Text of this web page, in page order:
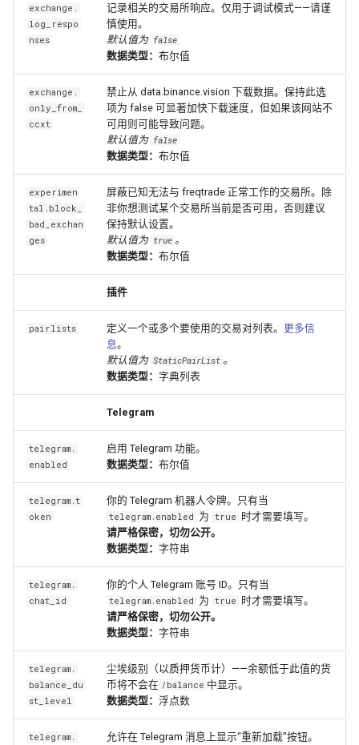
exchange.
log_respo
nses
记录相关的交易所响应。仅用于调试模式——请谨
慎使用。
默认值为 false
数据类型： 布尔值
exchange.
only_from_
ccxt
禁止从 data.binance.vision 下载数据。保持此选
项为 false 可显著加快下载速度，但如果该网站不
可用则可能导致问题。
默认值为 false
数据类型： 布尔值
experimen
tal.block_
bad_exchan
ges
屏蔽已知无法与 freqtrade 正常工作的交易所。除
非你想测试某个交易所当前是否可用，否则建议
保持默认设置。
默认值为 true 。
数据类型： 布尔值
插件
pairlists 定义一个或多个要使用的交易对列表。 更多信
息。
默认值为 StaticPairList 。
数据类型： 字典列表
Telegram
telegram.
enabled
启用 Telegram 功能。
数据类型： 布尔值
telegram.t
oken
你的 Telegram 机器人令牌。只有当
telegram.enabled 为 true 时才需要填写。
请严格保密，切勿公开。
数据类型： 字符串
telegram.
chat_id
你的个人 Telegram 账号 ID。只有当
telegram.enabled 为 true 时才需要填写。
请严格保密，切勿公开。
数据类型： 字符串
telegram.
balance_du
st_level
尘埃级别（以质押货币计）——余额低于此值的货
币将不会在 /balance 中显示。
数据类型： 浮点数
telegram.
允许在 Telegram 消息上显示“重新加载”按钮。